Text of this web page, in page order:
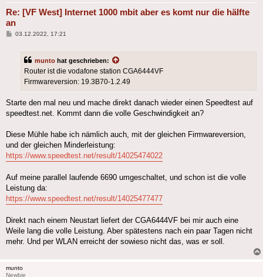
Re: [VF West] Internet 1000 mbit aber es komt nur die hälfte
an
Beitrag
03.12.2022, 17:21
munto hat geschrieben:
Router ist die vodafone station CGA6444VF
Firmwareversion: 19.3B70-1.2.49
Starte den mal neu und mache direkt danach wieder einen Speedtest auf
speedtest.net. Kommt dann die volle Geschwindigkeit an?
Diese Mühle habe ich nämlich auch, mit der gleichen Firmwareversion,
und der gleichen Minderleistung:
https://www.speedtest.net/result/14025474022
Auf meine parallel laufende 6690 umgeschaltet, und schon ist die volle
Leistung da:
https://www.speedtest.net/result/14025477477
Direkt nach einem Neustart liefert der CGA6444VF bei mir auch eine
Weile lang die volle Leistung. Aber spätestens nach ein paar Tagen nicht
mehr. Und per WLAN erreicht der sowieso nicht das, was er soll.
munto
Newbie